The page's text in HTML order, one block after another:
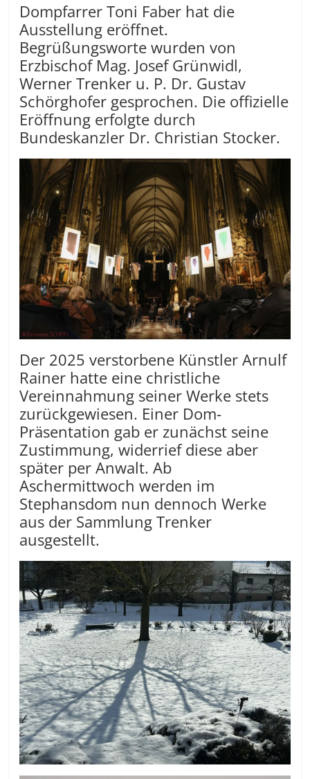
Dompfarrer Toni Faber hat die
Ausstellung eröffnet.
Begrüßungsworte wurden von
Erzbischof Mag. Josef Grünwidl,
Werner Trenker u. P. Dr. Gustav
Schörghofer gesprochen. Die offizielle
Eröffnung erfolgte durch
Bundeskanzler Dr. Christian Stocker.
Der 2025 verstorbene Künstler Arnulf
Rainer hatte eine christliche
Vereinnahmung seiner Werke stets
zurückgewiesen. Einer Dom-
Präsentation gab er zunächst seine
Zustimmung, widerrief diese aber
später per Anwalt. Ab
Aschermittwoch werden im
Stephansdom nun dennoch Werke
aus der Sammlung Trenker
ausgestellt.